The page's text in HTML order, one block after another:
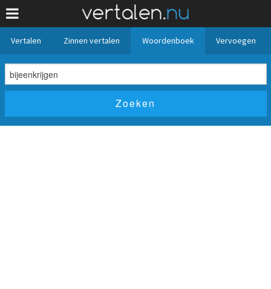
Vertalen Zinnen vertalen Woordenboek Vervoegen